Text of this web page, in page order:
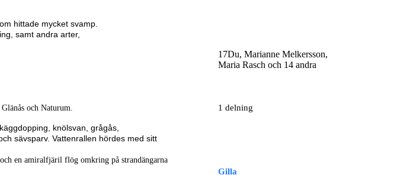
hittade mycket svamp.
samt andra arter,
och Naturum.
knölsvan, grågås,
sävsparv. Vattenrallen hördes med sitt
en amiralfjäril flög omkring på strandängarna
17Du, Marianne Melkersson,
Maria Rasch och 14 andra
1 delning
Gilla